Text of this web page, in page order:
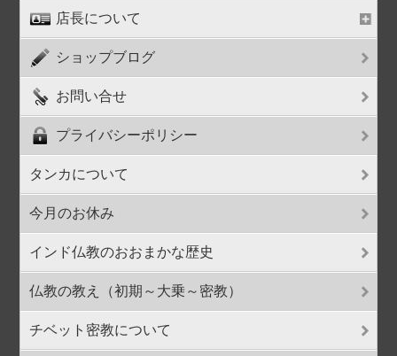
店長について
ショップブログ
お問い合せ
プライバシーポリシー
タンカについて
今月のお休み
インド仏教のおおまかな歴史
仏教の教え（初期～大乗～密教）
チベット密教について